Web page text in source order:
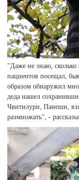
"Даже не знаю, сколько
пациентов посещал,
образом обнаружил
деда нашел
Чвитилури, Панеши,
размножать", -